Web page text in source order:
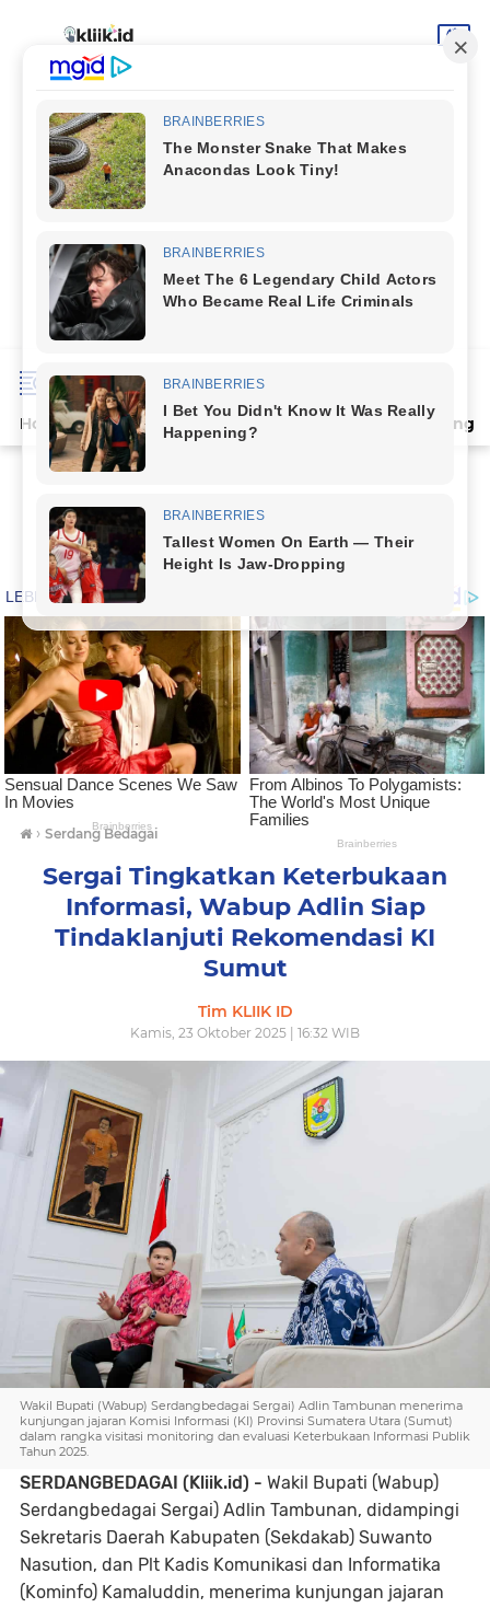
Home Terpopuler Indeks Deli Serdang
› Serdang Bedagai
Sergai Tingkatkan Keterbukaan
Informasi, Wabup Adlin Siap
Tindaklanjuti Rekomendasi KI
Sumut
Tim KLIIK ID
Kamis, 23 Oktober 2025 | 16:32 WIB
Wakil Bupati (Wabup) Serdangbedagai Sergai) Adlin Tambunan menerima
kunjungan jajaran Komisi Informasi (KI) Provinsi Sumatera Utara (Sumut)
dalam rangka visitasi monitoring dan evaluasi Keterbukaan Informasi Publik
Tahun 2025.
SERDANGBEDAGAI (Kliik.id) - Wakil Bupati (Wabup)
Serdangbedagai Sergai) Adlin Tambunan, didampingi
Sekretaris Daerah Kabupaten (Sekdakab) Suwanto
Nasution, dan Plt Kadis Komunikasi dan Informatika
(Kominfo) Kamaluddin, menerima kunjungan jajaran